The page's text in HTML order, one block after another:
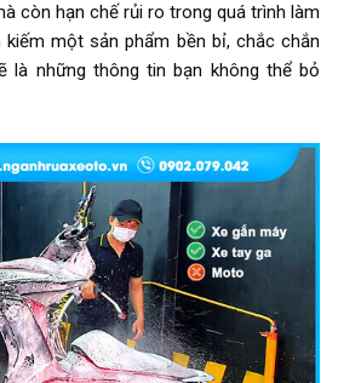
còn hạn chế rủi ro trong quá trình làm
một sản phẩm bền bỉ, chắc chắn
là những thông tin bạn không thể bỏ